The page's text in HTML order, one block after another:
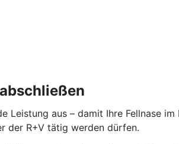
Leistung aus – damit Ihre Fellnase
der R+V tätig werden dürfen.